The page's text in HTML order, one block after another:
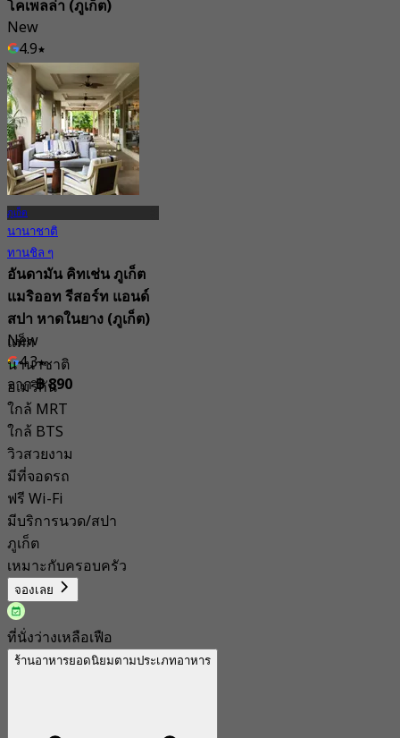
โคเพลล่า (ภูเก็ต)
New
4.9
จาก฿ 317.5
ภูเก็ต
นานาชาติ
ทานชิล ๆ
อันดามัน คิทเช่น ภูเก็ต
แมริออท รีสอร์ท แอนด์
สปา หาดในยาง (ภูเก็ต)
New
4.3
จาก฿ 890
แท็ก
นานาชาติ
อเมริกัน
ใกล้ MRT
ใกล้ BTS
วิวสวยงาม
มีที่จอดรถ
ฟรี Wi-Fi
มีบริการนวด/สปา
ภูเก็ต
เหมาะกับครอบครัว
จองเลย
ที่นั่งว่างเหลือเฟือ
ร้านอาหารยอดนิยมตามประเภทอาหาร